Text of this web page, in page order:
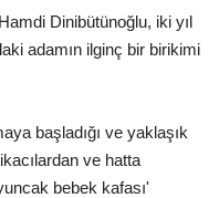
Dinibütünoğlu, iki yıl
adamın ilginç bir birikimi
başladığı ve yaklaşık
ve hatta
bebek kafası'